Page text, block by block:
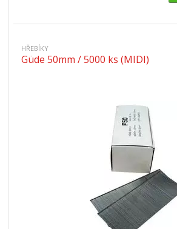
HŘEBÍKY
Güde 50mm / 5000 ks (MIDI)